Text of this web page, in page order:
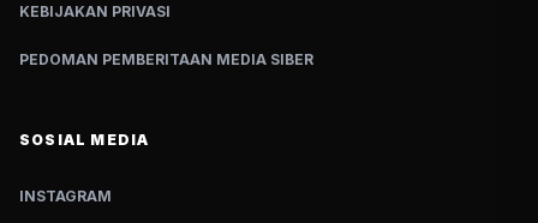
KEBIJAKAN PRIVASI
PEDOMAN PEMBERITAAN MEDIA SIBER
SOSIAL MEDIA
INSTAGRAM